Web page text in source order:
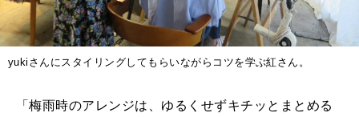
yukiさんにスタイリングしてもらいながらコツを学ぶ紅さん。
「梅雨時のアレンジは、ゆるくせずキチッとまとめる